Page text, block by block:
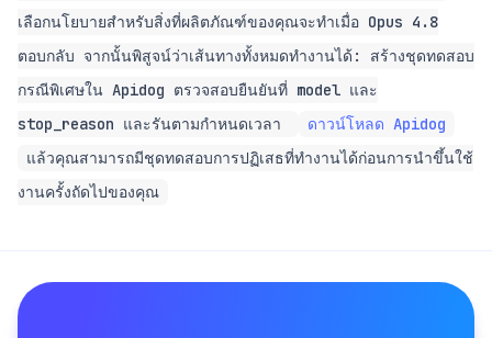
เลือกนโยบายสำหรับสิ่งที่ผลิตภัณฑ์ของคุณจะทำเมื่อ Opus 4.8
ตอบกลับ จากนั้นพิสูจน์ว่าเส้นทางทั้งหมดทำงานได้: สร้างชุดทดสอบ
กรณีพิเศษใน Apidog ตรวจสอบยืนยันที่ model และ
stop_reason และรันตามกำหนดเวลา
ดาวน์โหลด Apidog
แล้วคุณสามารถมีชุดทดสอบการปฏิเสธที่ทำงานได้ก่อนการนำขึ้นใช้
งานครั้งถัดไปของคุณ